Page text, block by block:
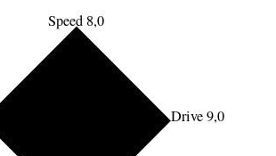
Speed 8,0
Drive 9,0